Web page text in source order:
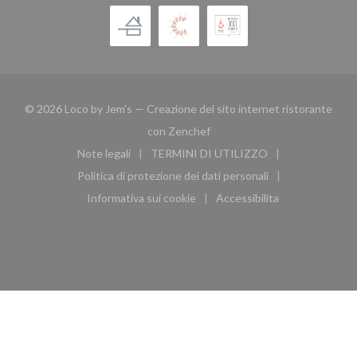
© 2026 Loco by Jem's — Creazione del sito internet ristorante
con Zenchef((apre una nuova finestra))
Note legali
((apre una nuova finestra))
TERMINI DI UTILIZZO
((apre una nuova finestra))
Politica di protezione dei dati personali
((apre una nuova finestra))
Informativa sui cookie
((apre una nuova finestra))
Accessibilita